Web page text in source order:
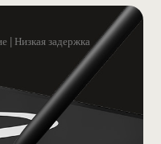
| Низкая задержка